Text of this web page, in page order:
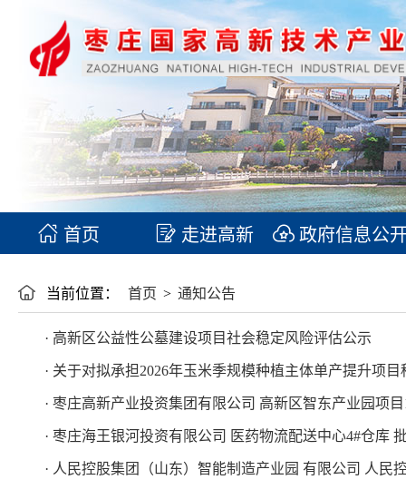
首页 走进高新 政府信息公
当前位置： 首页 > 通知公告
· 高新区公益性公墓建设项目社会稳定风险评估公示
· 关于对拟承担2026年玉米季规模种植主体单产提升项
· 枣庄高新产业投资集团有限公司 高新区智东产业园项
· 枣庄海王银河投资有限公司 医药物流配送中心4#仓库
· 人民控股集团（山东）智能制造产业园 有限公司 人民